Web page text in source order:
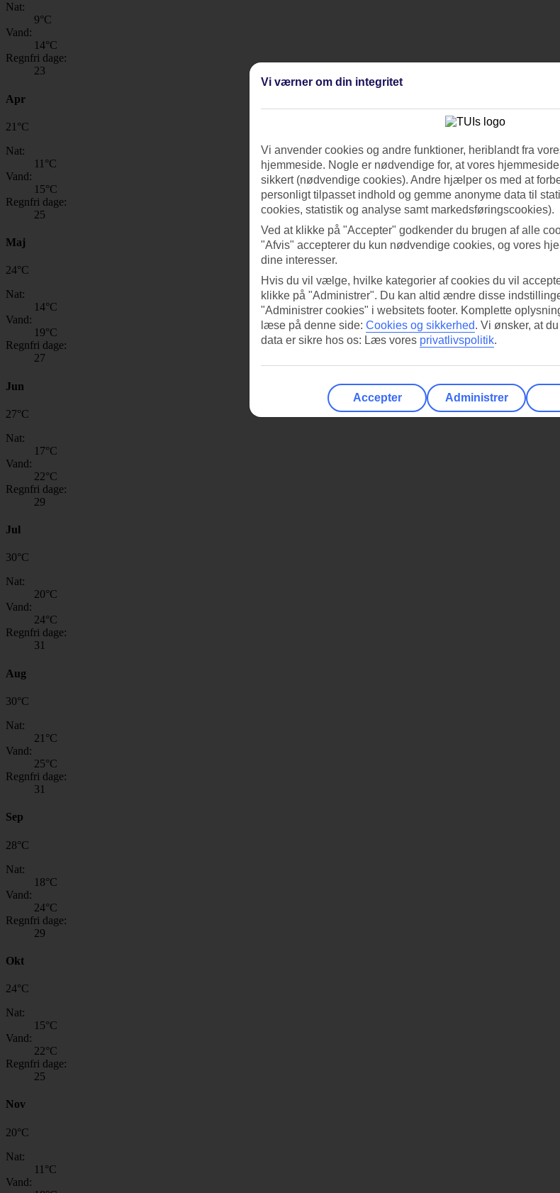
Nat:
9°C
Vand:
14°C
Regnfri dage:
23
Apr
21 °C
Nat:
11 °C
Vand:
15°C
Regnfri dage:
25
Maj
24°C
Nat:
14°C
Vand:
19°C
Regnfri dage:
27
Jun
27°C
Nat:
17°C
Vand:
22°C
Regnfri dage:
29
Jul
30°C
Nat:
20°C
Vand:
24°C
Regnfri dage:
31
Aug
30°C
Nat:
21 °C
Vand:
25°C
Regnfri dage:
31
Sep
28°C
Nat:
18°C
Vand:
24°C
Regnfri dage:
29
Okt
24°C
Nat:
15°C
Vand:
22°C
Regnfri dage:
25
Nov
20°C
Nat:
11 °C
Vand:
Vi værner om din integritet
Vi anvender cookies og andre funktioner, heriblandt fra
hjemmeside. Nogle er nødvendige for, at vores
sikkert (nødvendige cookies). Andre hjælper os med at
personligt tilpasset indhold og gemme anonyme data til
cookies, statistik og analyse samt markedsføringscookies).
Ved at klikke på "Accepter" godkender du brugen af alle
"Afvis" accepterer du kun nødvendige cookies, og vores
dine interesser.
Hvis du vil vælge, hvilke kategorier af cookies du vil
klikke på "Administrer". Du kan altid ændre disse
"Administrer cookies" i websitets footer. Komplette
læse på denne side: Cookies og sikkerhed. Vi ønsker, at
data er sikre hos os: Læs vores privatlivspolitik.
Accepter Administrer